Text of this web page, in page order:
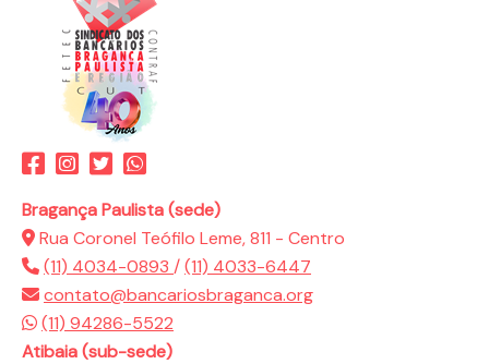
Bragança Paulista (sede)
Rua Coronel Teófilo Leme, 811 - Centro
(11) 4034-0893 /(11) 4033-6447
contato@bancariosbraganca.org
(11) 94286-5522
Atibaia (sub-sede)